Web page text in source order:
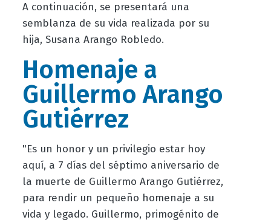
A continuación, se presentará una
semblanza de su vida realizada por su
hija, Susana Arango Robledo.
Homenaje a
Guillermo Arango
Gutiérrez
"Es un honor y un privilegio estar hoy
aquí, a 7 días del séptimo aniversario de
la muerte de Guillermo Arango Gutiérrez,
para rendir un pequeño homenaje a su
vida y legado. Guillermo, primogénito de